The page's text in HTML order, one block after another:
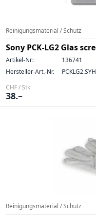
Reinigungsmaterial / Schutz
Sony PCK-LG2 Glas
Artikel-Nr:
136741
Hersteller-Art.-Nr.
PCKLG2.SYH
CHF / Stk
38.–
Reinigungsmaterial / Schutz